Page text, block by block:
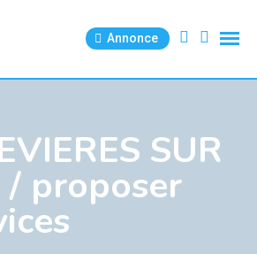
Annonce
SUR
/ proposer